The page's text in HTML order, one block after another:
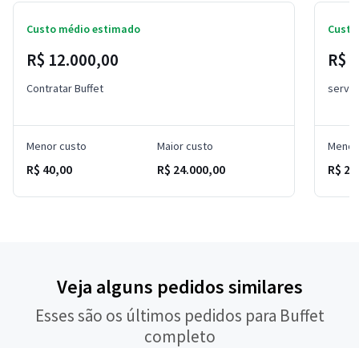
Custo médio estimado
R$ 12.000,00
Contratar Buffet
Menor custo
R$ 40,00
Maior custo
R$ 24.000,00
R$
R$
Veja alguns pedidos similares
Esses são os últimos pedidos para Buffet
completo